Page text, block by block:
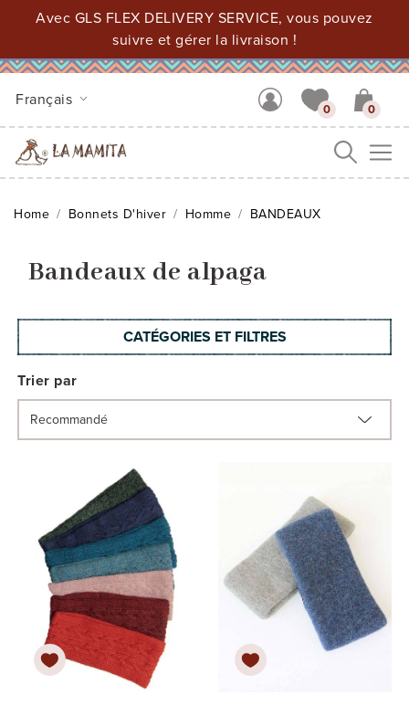
Avec GLS FLEX DELIVERY SERVICE, vous pouvez
suivre et gérer la livraison !
Français
0 0
Home Bonnets D'hiver Homme BANDEAUX
Bandeaux de alpaga
CATÉGORIES ET FILTRES
Trier par